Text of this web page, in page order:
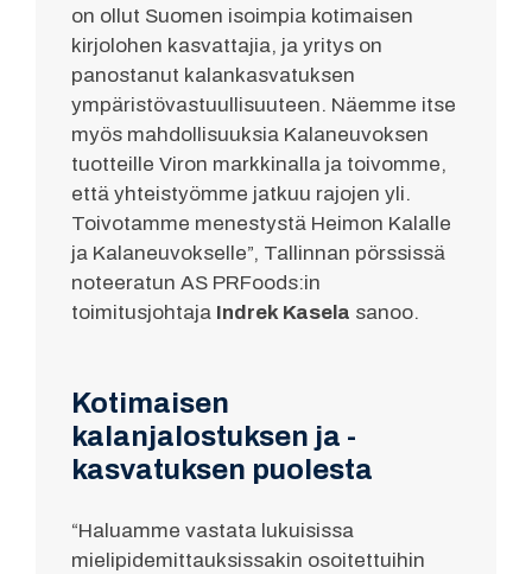
on ollut Suomen isoimpia kotimaisen
kirjolohen kasvattajia, ja yritys on
panostanut kalankasvatuksen
ympäristövastuullisuuteen. Näemme itse
myös mahdollisuuksia Kalaneuvoksen
tuotteille Viron markkinalla ja toivomme,
että yhteistyömme jatkuu rajojen yli.
Toivotamme menestystä Heimon Kalalle
ja Kalaneuvokselle”, Tallinnan pörssissä
noteeratun AS PRFoods:in
toimitusjohtaja Indrek Kasela sanoo.
Kotimaisen
kalanjalostuksen ja -
kasvatuksen puolesta
“Haluamme vastata lukuisissa
mielipidemittauksissakin osoitettuihin